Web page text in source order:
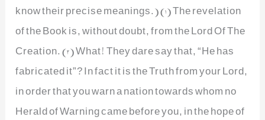
know their precise meanings.) (1) The revelation
of the Book is, without doubt, from the Lord Of The
Creation. (2) What! They dare say that, “He has
fabricated it”? In fact it is the Truth from your Lord,
in order that you warn a nation towards whom no
Herald of Warning came before you, in the hope of